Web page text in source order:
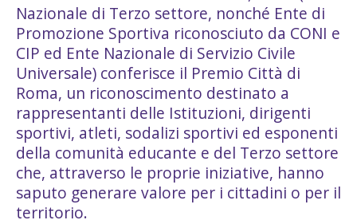
Nazionale di Terzo settore, nonché Ente di
Promozione Sportiva riconosciuto da CONI e
CIP ed Ente Nazionale di Servizio Civile
Universale) conferisce il Premio Città di
Roma, un riconoscimento destinato a
rappresentanti delle Istituzioni, dirigenti
sportivi, atleti, sodalizi sportivi ed esponenti
della comunità educante e del Terzo settore
che, attraverso le proprie iniziative, hanno
saputo generare valore per i cittadini o per il
territorio.